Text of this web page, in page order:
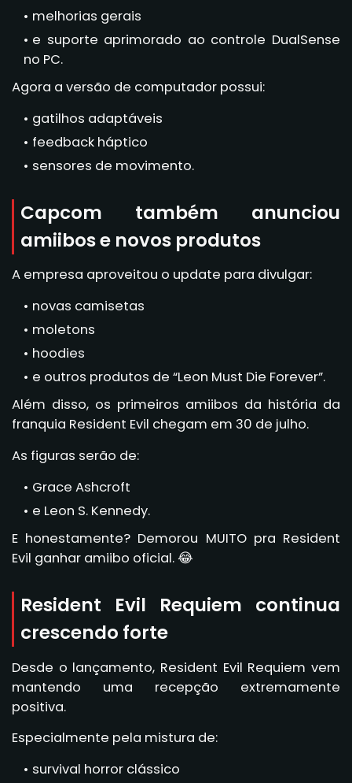
melhorias gerais
e suporte aprimorado ao controle DualSense
no PC.
Agora a versão de computador possui:
gatilhos adaptáveis
feedback háptico
sensores de movimento.
Capcom também anunciou
amiibos e novos produtos
A empresa aproveitou o update para divulgar:
novas camisetas
moletons
hoodies
e outros produtos de “Leon Must Die Forever”.
Além disso, os primeiros amiibos da história da
franquia Resident Evil chegam em 30 de julho.
As figuras serão de:
Grace Ashcroft
e Leon S. Kennedy.
E honestamente? Demorou MUITO pra Resident
Evil ganhar amiibo oficial. 😂
Resident Evil Requiem continua
crescendo forte
Desde o lançamento, Resident Evil Requiem vem
mantendo uma recepção extremamente
positiva.
Especialmente pela mistura de:
survival horror clássico